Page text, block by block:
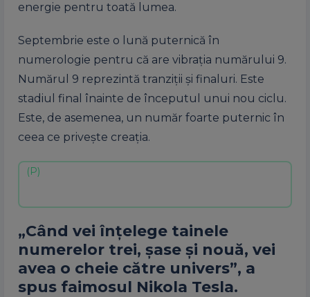
energie pentru toată lumea.
Septembrie este o lună puternică în
numerologie pentru că are vibrația numărului 9.
Numărul 9 reprezintă tranziții și finaluri. Este
stadiul final înainte de începutul unui nou ciclu.
Este, de asemenea, un număr foarte puternic în
ceea ce privește creația.
„Când vei înțelege tainele
numerelor trei, șase și nouă, vei
avea o cheie către univers”, a
spus faimosul Nikola Tesla.